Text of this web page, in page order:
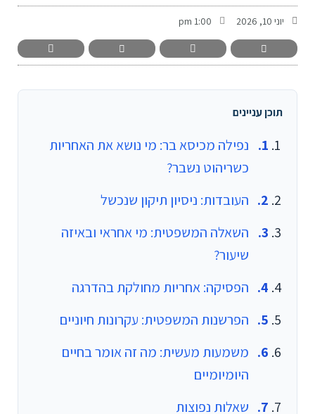
יוני 10, 2026 1:00 pm
תוכן עניינים
נפילה מכיסא בר: מי נושא את האחריות
כשריהוט נשבר?
העובדות: ניסיון תיקון שנכשל
השאלה המשפטית: מי אחראי ובאיזה
שיעור?
הפסיקה: אחריות מחולקת בהדרגה
הפרשנות המשפטית: עקרונות חיוניים
משמעות מעשית: מה זה אומר בחיים
היומיומיים
שאלות נפוצות